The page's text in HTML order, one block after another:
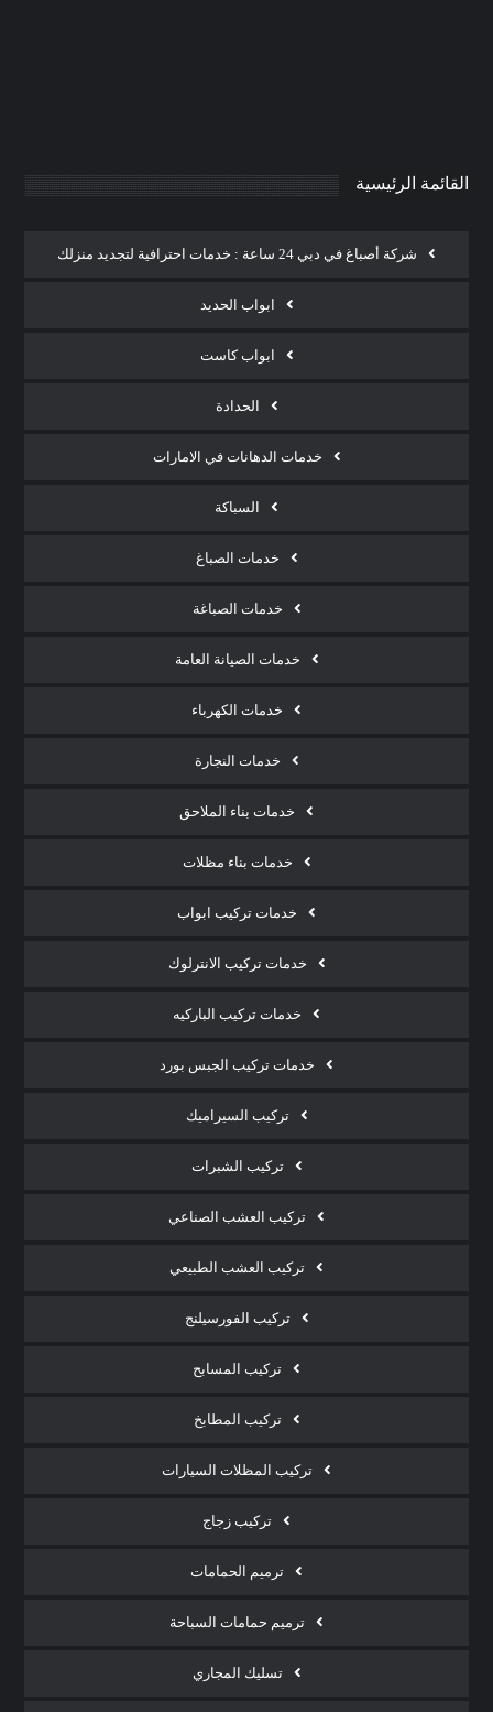
القائمة الرئيسية
شركة أصباغ في دبي 24 ساعة : خدمات احترافية لتجديد منزلك
ابواب الحديد
ابواب كاست
الحدادة
خدمات الدهانات في الامارات
السباكة
خدمات الصباغ
خدمات الصباغة
خدمات الصيانة العامة
خدمات الكهرباء
خدمات النجارة
خدمات بناء الملاحق
خدمات بناء مظلات
خدمات تركيب ابواب
خدمات تركيب الانترلوك
خدمات تركيب الباركيه
خدمات تركيب الجبس بورد
تركيب السيراميك
تركيب الشبرات
تركيب العشب الصناعي
تركيب العشب الطبيعي
تركيب الفورسيلنج
تركيب المسابح
تركيب المطابخ
تركيب المظلات السيارات
تركيب زجاج
ترميم الحمامات
ترميم حمامات السباحة
تسليك المجاري